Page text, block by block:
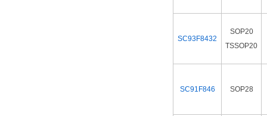
SC93F8432
SOP20
TSSOP20
SC91F846 SOP28